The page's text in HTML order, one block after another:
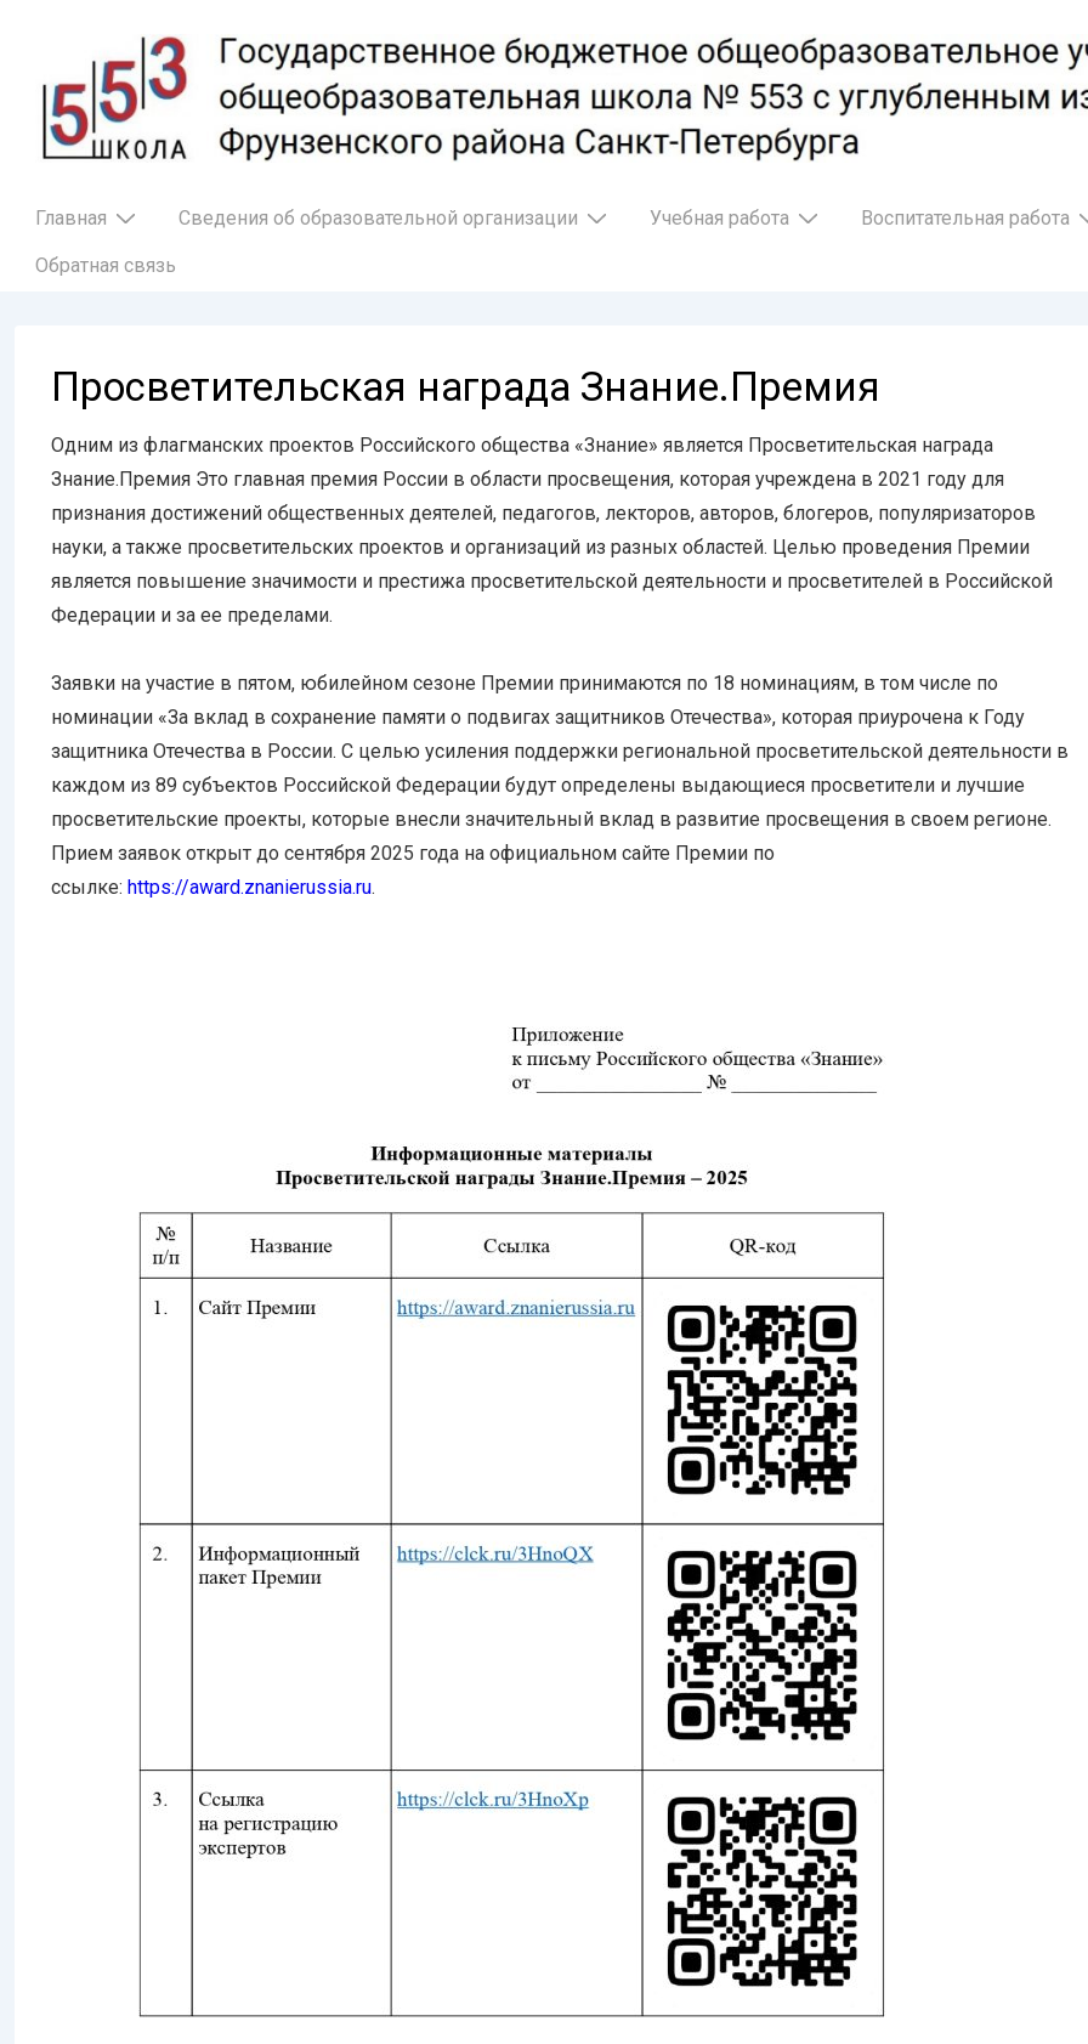
основному
содержимому
Основная
Главная Сведения об образовательной организации Учебная работа Воспитательная работа
Обратная связь
Просветительская награда Знание.Премия
Одним из флагманских проектов Российского общества «Знание» является Просветительская награда
Знание.Премия Это главная премия России в области просвещения, которая учреждена в 2021 году для
признания достижений общественных деятелей, педагогов, лекторов, авторов, блогеров, популяризаторов
науки, а также просветительских проектов и организаций из разных областей. Целью проведения Премии
является повышение значимости и престижа просветительской деятельности и просветителей в Российской
Федерации и за ее пределами.
Заявки на участие в пятом, юбилейном сезоне Премии принимаются по 18 номинациям, в том числе по
номинации «За вклад в сохранение памяти о подвигах защитников Отечества», которая приурочена к Году
защитника Отечества в России. С целью усиления поддержки региональной просветительской деятельности в
каждом из 89 субъектов Российской Федерации будут определены выдающиеся просветители и лучшие
просветительские проекты, которые внесли значительный вклад в развитие просвещения в своем регионе.
Прием заявок открыт до сентября 2025 года на официальном сайте Премии по
ссылке: https://award.znanierussia.ru.